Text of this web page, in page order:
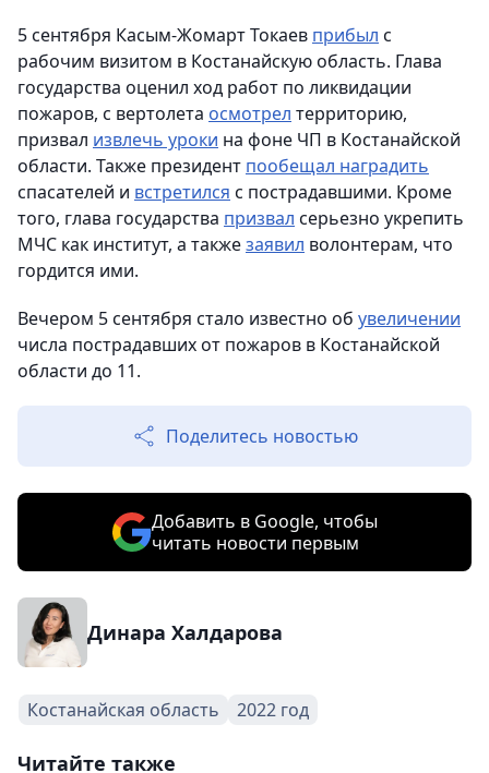
5 сентября Касым-Жомарт Токаев прибыл с
рабочим визитом в Костанайскую область. Глава
государства оценил ход работ по ликвидации
пожаров, с вертолета осмотрел территорию,
призвал извлечь уроки на фоне ЧП в Костанайской
области. Также президент пообещал наградить
спасателей и встретился с пострадавшими. Кроме
того, глава государства призвал серьезно укрепить
МЧС как институт, а такжезаявил волонтерам, что
гордится ими.
Вечером 5 сентября стало известно об увеличении
числа пострадавших от пожаров в Костанайской
области до 11.
Поделитесь новостью
Добавить в Google, чтобы
читать новости первым
Динара Халдарова
Костанайская область 2022 год
Читайте также